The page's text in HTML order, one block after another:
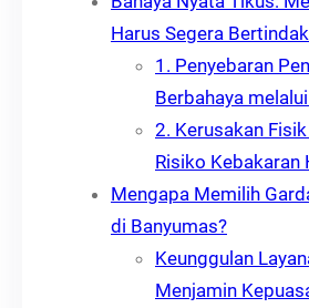
Harus Segera
1. Penyebaran
Berbahaya
2. Kerusakan
Risiko Kebakaran
Mengapa Memilih
di Banyumas?
Keunggulan
Menjamin